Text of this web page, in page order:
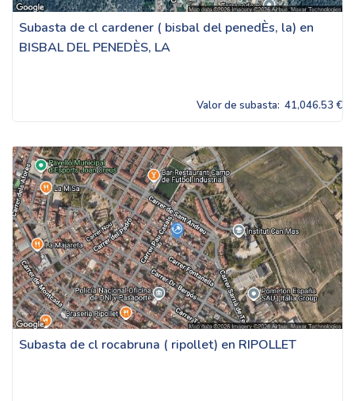
Subasta de cl cardener ( bisbal del penedÈs, la) en
BISBAL DEL PENEDÈS, LA
Valor de subasta: 41,046.53 €
Subasta de cl rocabruna ( ripollet) en RIPOLLET